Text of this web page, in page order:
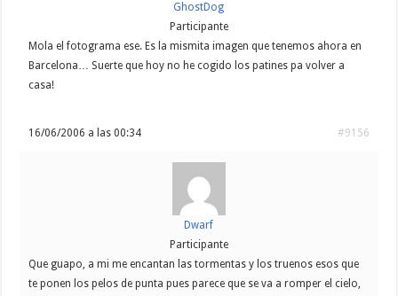
GhostDog
Participante
Mola el fotograma ese. Es la mismita imagen que tenemos ahora en
Barcelona… Suerte que hoy no he cogido los patines pa volver a
casa!
16/06/2006 a las 00:34 #9156
Dwarf
Participante
Que guapo, a mi me encantan las tormentas y los truenos esos que
te ponen los pelos de punta pues parece que se va a romper el cielo,